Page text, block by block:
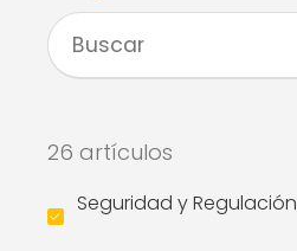
26 artículos
Seguridad y Regulación